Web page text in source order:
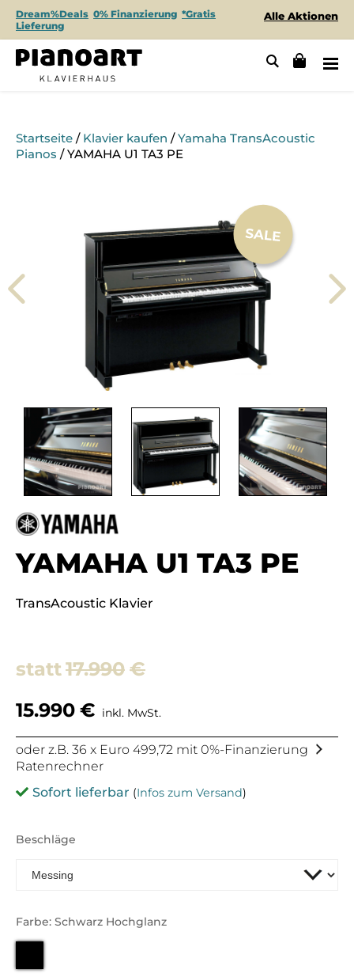
Dream%Deals 0% Finanzierung *Gratis
Lieferung
Alle Aktionen
Startseite / Klavier kaufen /Yamaha TransAcoustic
Pianos / YAMAHA U1 TA3 PE
YAMAHA U1 TA3 PE
TransAcoustic Klavier
17.990 €
15.990 € inkl. MwSt.
oder z.B. 36 x Euro 499,72 mit 0%-Finanzierung
Ratenrechner
Sofort lieferbar (Infos zum Versand)
Beschläge
Farbe: Schwarz Hochglanz